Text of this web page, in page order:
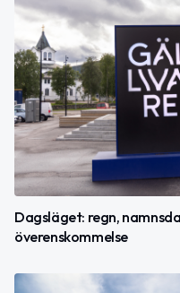
Dagsläget: regn,
överenskommelse